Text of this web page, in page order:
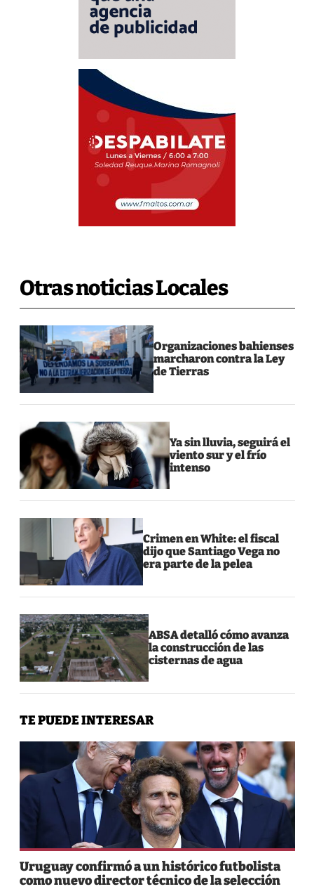
Otras noticias Locales
Organizaciones bahienses
marcharon contra la Ley
de Tierras
Ya sin lluvia, seguirá el
viento sur y el frío
intenso
Crimen en White: el fiscal
dijo que Santiago Vega no
era parte de la pelea
ABSA detalló cómo avanza
la construcción de las
cisternas de agua
TE PUEDE INTERESAR
Uruguay confirmó a un histórico futbolista
como nuevo director técnico de la selección